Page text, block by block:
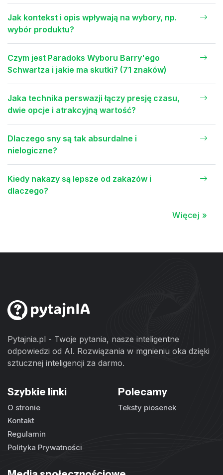
Jak kontekst i opis wpływają na wybory, np.
wybór produktu?
Czym jest Paradoks Wyboru Barry'ego
Schwartza i jakie ma skutki? (71 znaków)
Jaka technika perswazji łączy presję czasu,
dwie opcje i atrakcyjną wartość?
Dlaczego sny są tak absurdalne i
nielogiczne?
Kiedy nakazy są lepsze od zakazów i
dlaczego?
Więcej »
Pytajnia.pl - Twoje pytania, nasze inteligentne
odpowiedzi od AI. Rozwiązania w mgnieniu oka dzięki
sztucznej inteligencji za darmo.
Szybkie linki
O stronie
Kontakt
Regulamin
Polityka Prywatności
Polecamy
Teksty piosenek